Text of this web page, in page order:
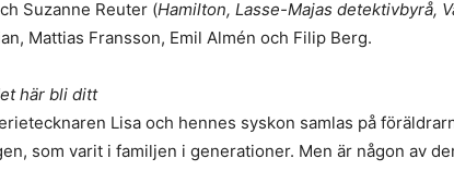
Suzanne Reuter (Hamilton, Lasse-Majas detektivbyrå,
Mattias Fransson, Emil Almén och Filip Berg.
här bli ditt
Lisa och hennes syskon samlas på
som varit i familjen i generationer. Men är någon av